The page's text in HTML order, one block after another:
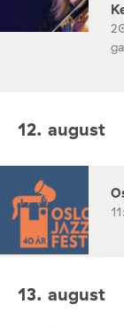
12. august
13. august